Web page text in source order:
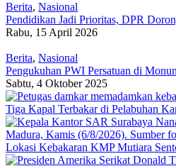
Berita, Nasional
Pendidikan Jadi Prioritas, DPR
Rabu, 15 April 2026
Berita, Nasional
Pengukuhan PWI Persatuan di
Sabtu, 4 Oktober 2025
Tiga Kapal Terbakar di Pelabuhan
Lokasi Kebakaran KMP Mutiara